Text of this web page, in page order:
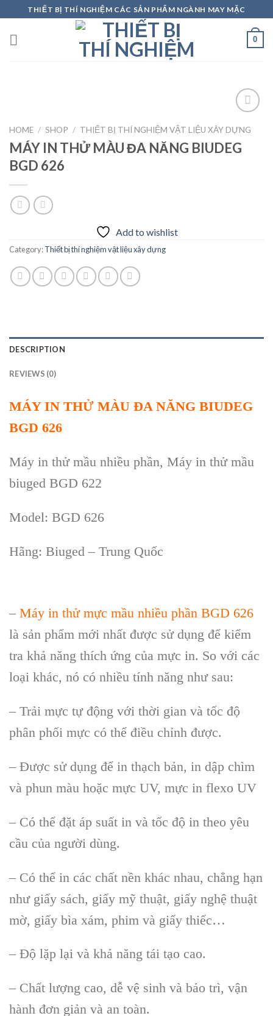
to
content
THIẾT BỊ THÍ NGHIỆM CÁC SẢN PHẨM NGÀNH MAY MẶC
0
Add to
wishlist
HOME / SHOP / THIẾT BỊ THÍ NGHIỆM VẬT LIỆU XÂY DỰNG
MÁY IN THỬ MÀU ĐA NĂNG BIUDEG
BGD 626
Add to wishlist
Category:Thiết bị thí nghiệm vật liệu xây dựng
DESCRIPTION
REVIEWS (0)
MÁY IN THỬ MÀU ĐA NĂNG BIUDEG
BGD 626
Máy in thử mầu nhiều phần, Máy in thử mầu
biuged BGD 622
Model: BGD 626
Hãng: Biuged – Trung Quốc
– Máy in thử mực mầu nhiều phần BGD 626
là sản phẩm mới nhất được sử dụng để kiểm
tra khả năng thích ứng của mực in. So với các
loại khác, nó có nhiều tính năng như sau:
– Trải mực tự động với thời gian và tốc độ
phân phối mực có thể điều chỉnh được.
– Được sử dụng để in thạch bản, in dập chìm
và phun màu hoặc mực UV, mực in flexo UV
– Có thể đặt áp suất in và tốc độ in theo yêu
cầu của người dùng.
– Có thể in các chất nền khác nhau, chẳng hạn
như giấy sách, giấy mỹ thuật, giấy nghệ thuật
mờ, giấy bìa xám, phim và giấy thiếc…
– Độ lặp lại và khả năng tái tạo cao.
– Chất lượng cao, dễ vệ sinh và bảo trì, vận
hành đơn giản và an toàn.